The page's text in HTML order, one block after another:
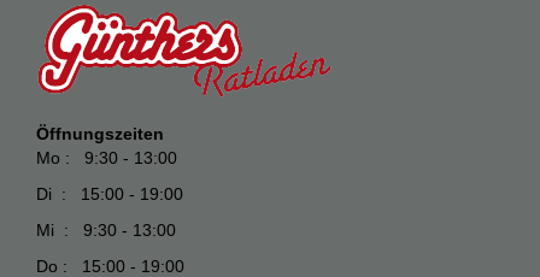
Öffnungszeiten
Mo : 9:30 - 13:00
Di : 15:00 - 19:00
Mi : 9:30 - 13:00
Do : 15:00 - 19:00